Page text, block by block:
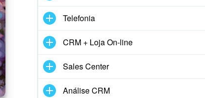
Telefonia
CRM + Loja On-line
Sales Center
Análise CRM